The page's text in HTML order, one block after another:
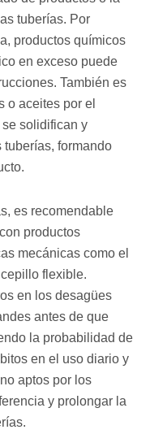
tuberías. Por
productos químicos
en exceso puede
También es
o aceites por el
solidifican y
formando
es recomendable
productos
mecánicas como el
flexible.
en los desagües
antes de que
la probabilidad de
en el uso diario y
aptos por los
y prolongar la